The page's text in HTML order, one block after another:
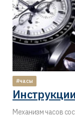
#часы
Механизм часов